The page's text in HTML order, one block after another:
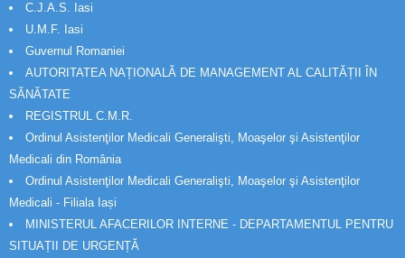
C.J.A.S. Iasi
U.M.F. Iasi
Guvernul Romaniei
AUTORITATEA NAȚIONALĂ DE MANAGEMENT AL CALITĂȚII ÎN
SĂNĂTATE
REGISTRUL C.M.R.
Ordinul Asistenţilor Medicali Generalişti, Moaşelor şi Asistenţilor
Medicali din România
Ordinul Asistenţilor Medicali Generalişti, Moaşelor şi Asistenţilor
Medicali - Filiala Iași
MINISTERUL AFACERILOR INTERNE - DEPARTAMENTUL PENTRU
SITUAȚII DE URGENȚĂ